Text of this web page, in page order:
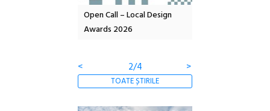
Open Call – Local Design
Awards 2026
<
2/4 >
TOATE ȘTIRILE